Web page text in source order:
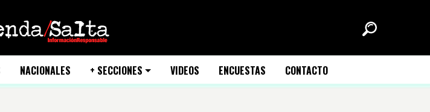
NACIONALES + SECCIONES VIDEOS ENCUESTAS CONTACTO